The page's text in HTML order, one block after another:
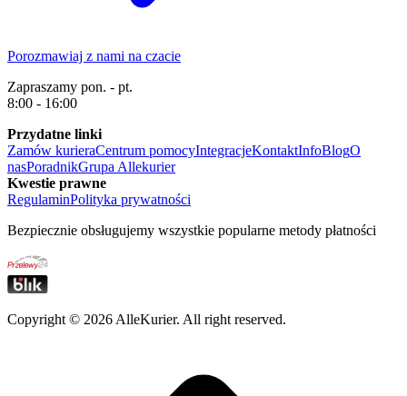
Porozmawiaj z nami na czacie
Zapraszamy pon. - pt.
8:00 - 16:00
Przydatne linki
Zamów kurieraCentrum pomocyIntegracjeKontaktInfoBlogO
nasPoradnikGrupa Allekurier
Kwestie prawne
RegulaminPolityka prywatności
Bezpiecznie obsługujemy wszystkie popularne metody płatności
Copyright © 2026 AlleKurier. All right reserved.